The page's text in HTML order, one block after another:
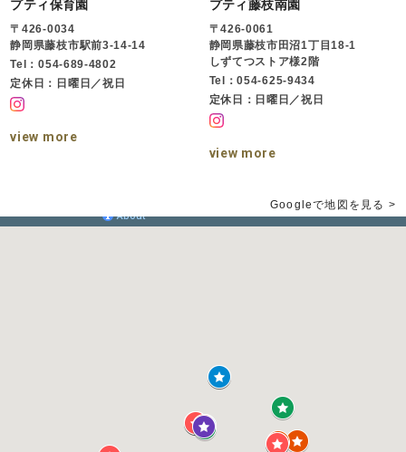
プティ保育園
〒426-0034
静岡県藤枝市駅前3-14-14
Tel：054-689-4802
定休日：日曜日／祝日
view more
プティ藤枝南園
〒426-0061
静岡県藤枝市田沼1丁目18-1
しずてつストア様2階
Tel：054-625-9434
定休日：日曜日／祝日
view more
Googleで地図を見る >